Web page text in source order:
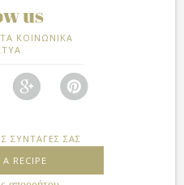
ΚΟΙΝΩΝΙΚΑ
ΣΥΝΤΑΓΕΣ ΣΑΣ
RECIPE